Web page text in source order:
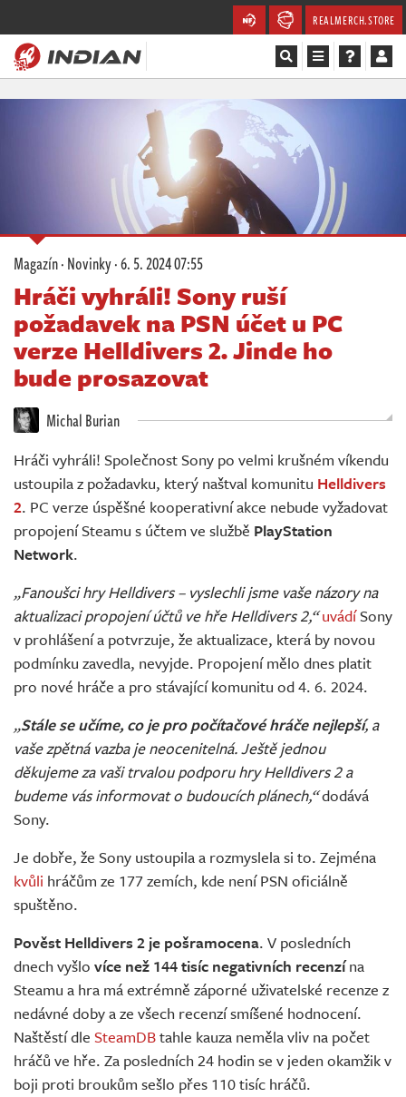
REALMERCH.STORE
Soutěže
Databáze
Komunita
Redakce
Živě
Magazín·Novinky·6. 5. 2024 07:55
Hráči vyhráli! Sony ruší
požadavek na PSN účet u PC
verze Helldivers 2. Jinde ho
bude prosazovat
Michal Burian
Hráči vyhráli! Společnost Sony po velmi krušném víkendu
ustoupila z požadavku, který naštval komunitu Helldivers
2. PC verze úspěšné kooperativní akce nebude vyžadovat
propojení Steamu s účtem ve službě PlayStation
Network.
„Fanoušci hry Helldivers – vyslechli jsme vaše názory na
aktualizaci propojení účtů ve hře Helldivers 2,“ uvádíSony
v prohlášení a potvrzuje, že aktualizace, která by novou
podmínku zavedla, nevyjde. Propojení mělo dnes platit
pro nové hráče a pro stávající komunitu od 4. 6. 2024.
„Stále se učíme, co je pro počítačové hráče nejlepší, a
vaše zpětná vazba je neocenitelná. Ještě jednou
děkujeme za vaši trvalou podporu hry Helldivers 2 a
budeme vás informovat o budoucích plánech,“dodává
Sony.
Je dobře, že Sony ustoupila a rozmyslela si to. Zejména
kvůli hráčům ze 177 zemích, kde není PSN oficiálně
spuštěno.
Pověst Helldivers 2 je pošramocena. V posledních
dnech vyšlo více než 144 tisíc negativních recenzína
Steamu a hra má extrémně záporné uživatelské recenze z
nedávné doby a ze všech recenzí smíšené hodnocení.
Naštěstí dle SteamDBtahle kauza neměla vliv na počet
hráčů ve hře. Za posledních 24 hodin se v jeden okamžik v
boji proti broukům sešlo přes 110 tisíc hráčů.